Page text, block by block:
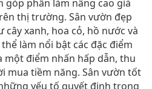
góp phần làm nâng cao giá
thị trường. Sân vườn đẹp
cây xanh, hoa cỏ, hồ nước và
làm nổi bật các đặc điểm
một điểm nhấn hấp dẫn, thu
mua tiềm năng. Sân vườn tốt
yếu tố quyết định trong